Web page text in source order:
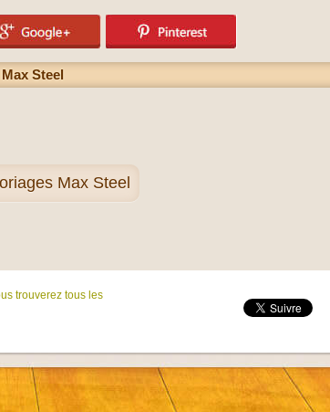
Steel
Max Steel
trouverez tous les